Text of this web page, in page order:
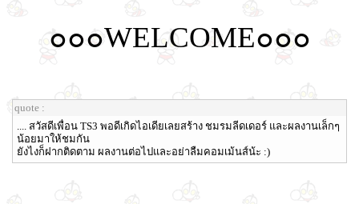
๐๐๐WELCOME๐๐๐
quote :
.... สวัสดีเพื่อน TS3 พอดีเกิดไอเดียเลยสร้าง ชมรมลีดเดอร์ และผลงานเล็กๆ
น้อยมาให้ชมกัน
ยังไงก็ฝากติดตาม ผลงานต่อไปและอย่าลืมคอมเม้นส์น้ะ :)